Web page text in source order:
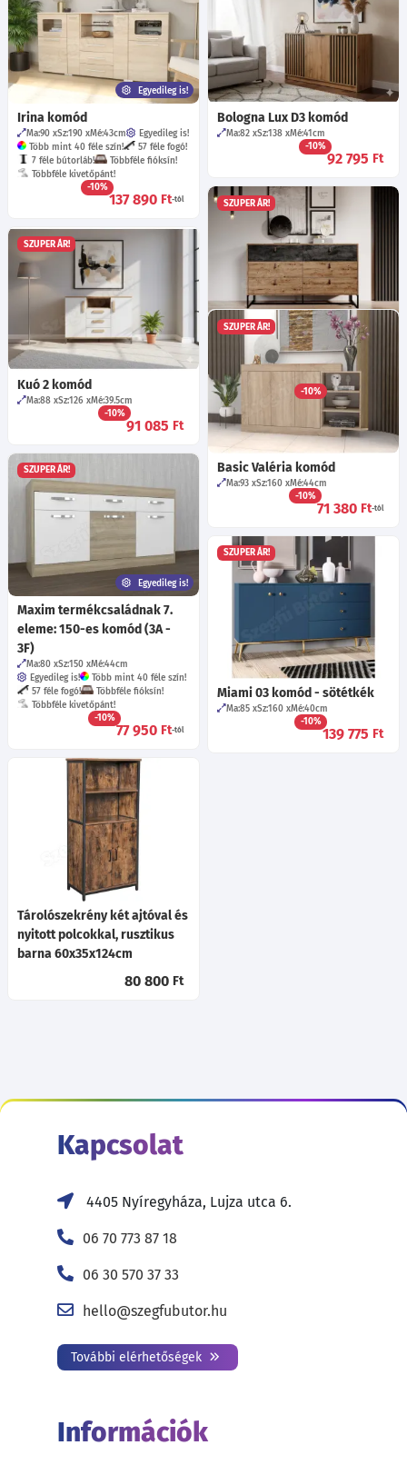
Egyedileg is!
Irina komód
Ma:90 Sz:190 Mé:43cm
Egyedileg is!
Több mint 40 féle szín!
57 féle fogó!
7 féle bútorláb!
Többféle fióksín!
Többféle kivetőpánt!
-10%
137 890 Ft-tól
Bologna Lux D3 komód
Ma:82 Sz:138 Mé:41cm
-10%
92 795 Ft
SZUPER ÁR!
Nicolas KS154 komód -
ribbeck tölgy/fekete kő
Ma:89
-10%
136 715
SZUPER ÁR!
Kuó 2 komód
Ma:88 Sz:126 Mé:39.5cm
-10%
91 085 Ft
SZUPER ÁR!
Basic Valéria komód
Ma:93 Sz:160 Mé:44cm
-10%
71 380 Ft-tól
SZUPER ÁR!
Egyedileg is!
Maxim termékcsaládnak 7.
eleme: 150-es komód (3A -
3F)
Ma:80 Sz:150 Mé:44cm
Egyedileg is!
Több mint 40 féle szín!
57 féle fogó!
Többféle fióksín!
Többféle kivetőpánt!
-10%
77 950 Ft-tól
SZUPER ÁR!
Miami 03 komód - sötétkék
Ma:85 Sz:160 Mé:40cm
-10%
139 775 Ft
Tárolószekrény két ajtóval és
nyitott polcokkal, rusztikus
barna 60x35x124cm
80 800 Ft
Kapcsolat
4405 Nyíregyháza, Lujza utca 6.
06 70 773 87 18
06 30 570 37 33
hello@szegfubutor.hu
További elérhetőségek
Információk